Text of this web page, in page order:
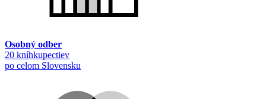
Osobný odber
20 kníhkupectiev
po celom Slovensku